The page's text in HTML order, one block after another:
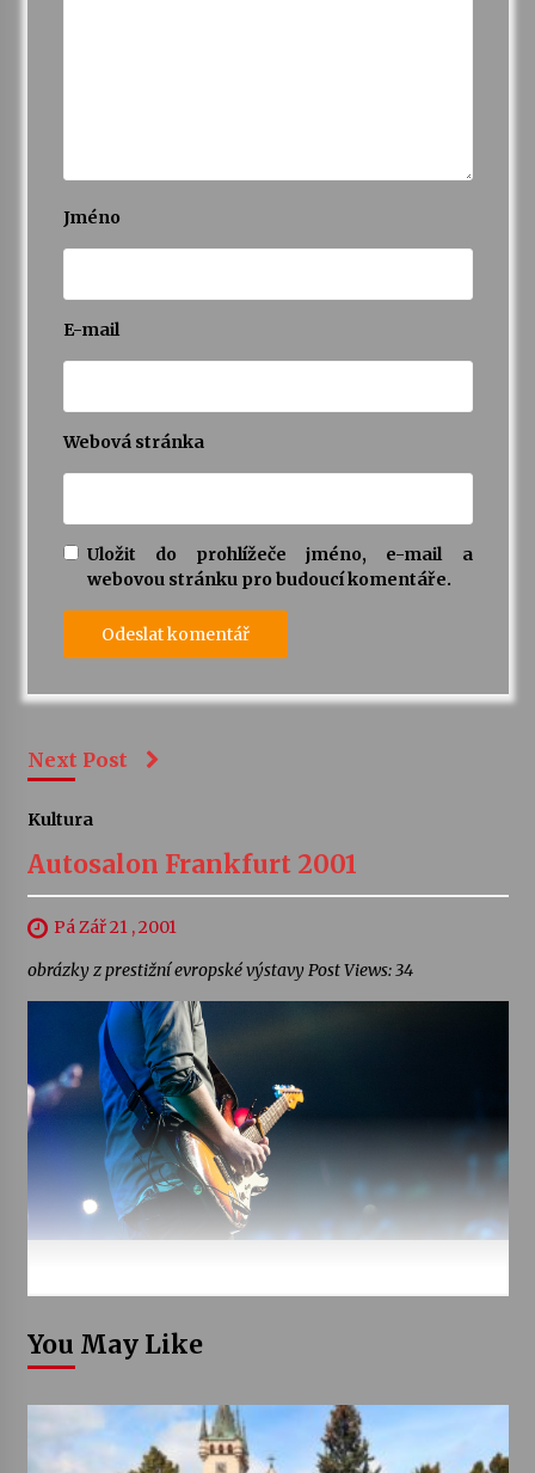
Jméno
E-mail
Webová stránka
Uložit do prohlížeče jméno, e-mail a
webovou stránku pro budoucí komentáře.
Next Post
Kultura
Autosalon Frankfurt 2001
Pá Zář 21 , 2001
obrázky z prestižní evropské výstavy Post Views: 34
You May Like